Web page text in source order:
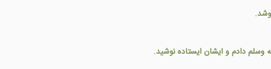
وسلم دادم و ايشان ايستاده نوشيد.